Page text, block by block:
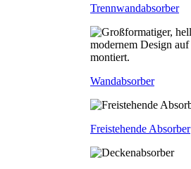
Trennwandabsorber
Wandabsorber
Freistehende Absorber